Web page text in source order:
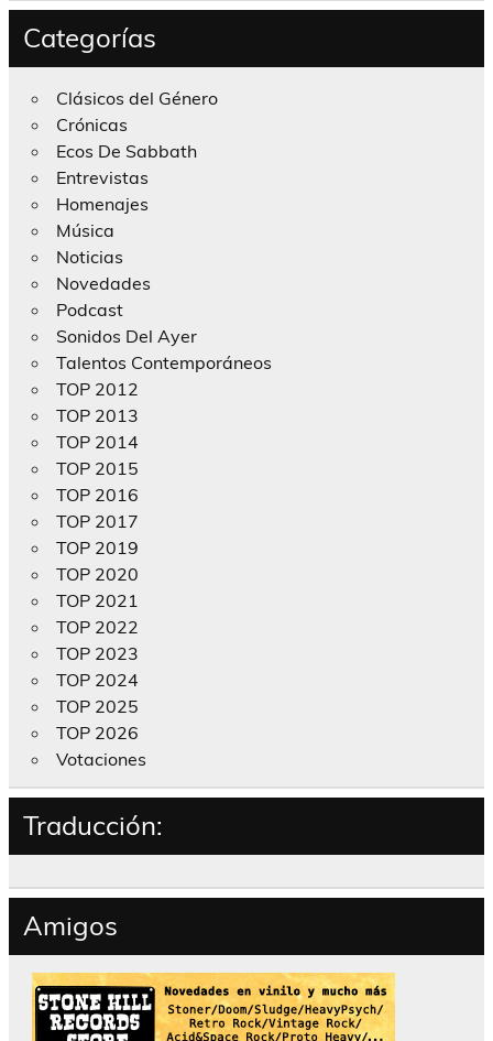
Categorías
Clásicos del Género
Crónicas
Ecos De Sabbath
Entrevistas
Homenajes
Música
Noticias
Novedades
Podcast
Sonidos Del Ayer
Talentos Contemporáneos
TOP 2012
TOP 2013
TOP 2014
TOP 2015
TOP 2016
TOP 2017
TOP 2019
TOP 2020
TOP 2021
TOP 2022
TOP 2023
TOP 2024
TOP 2025
TOP 2026
Votaciones
Traducción:
Amigos